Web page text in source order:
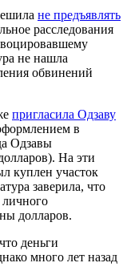
не предъявлять
расследования
не нашла
обвинений
пригласила Одзаву
в
Одзавы
На эти
куплен участок
заверила, что
долларов.
деньги
много лет назад